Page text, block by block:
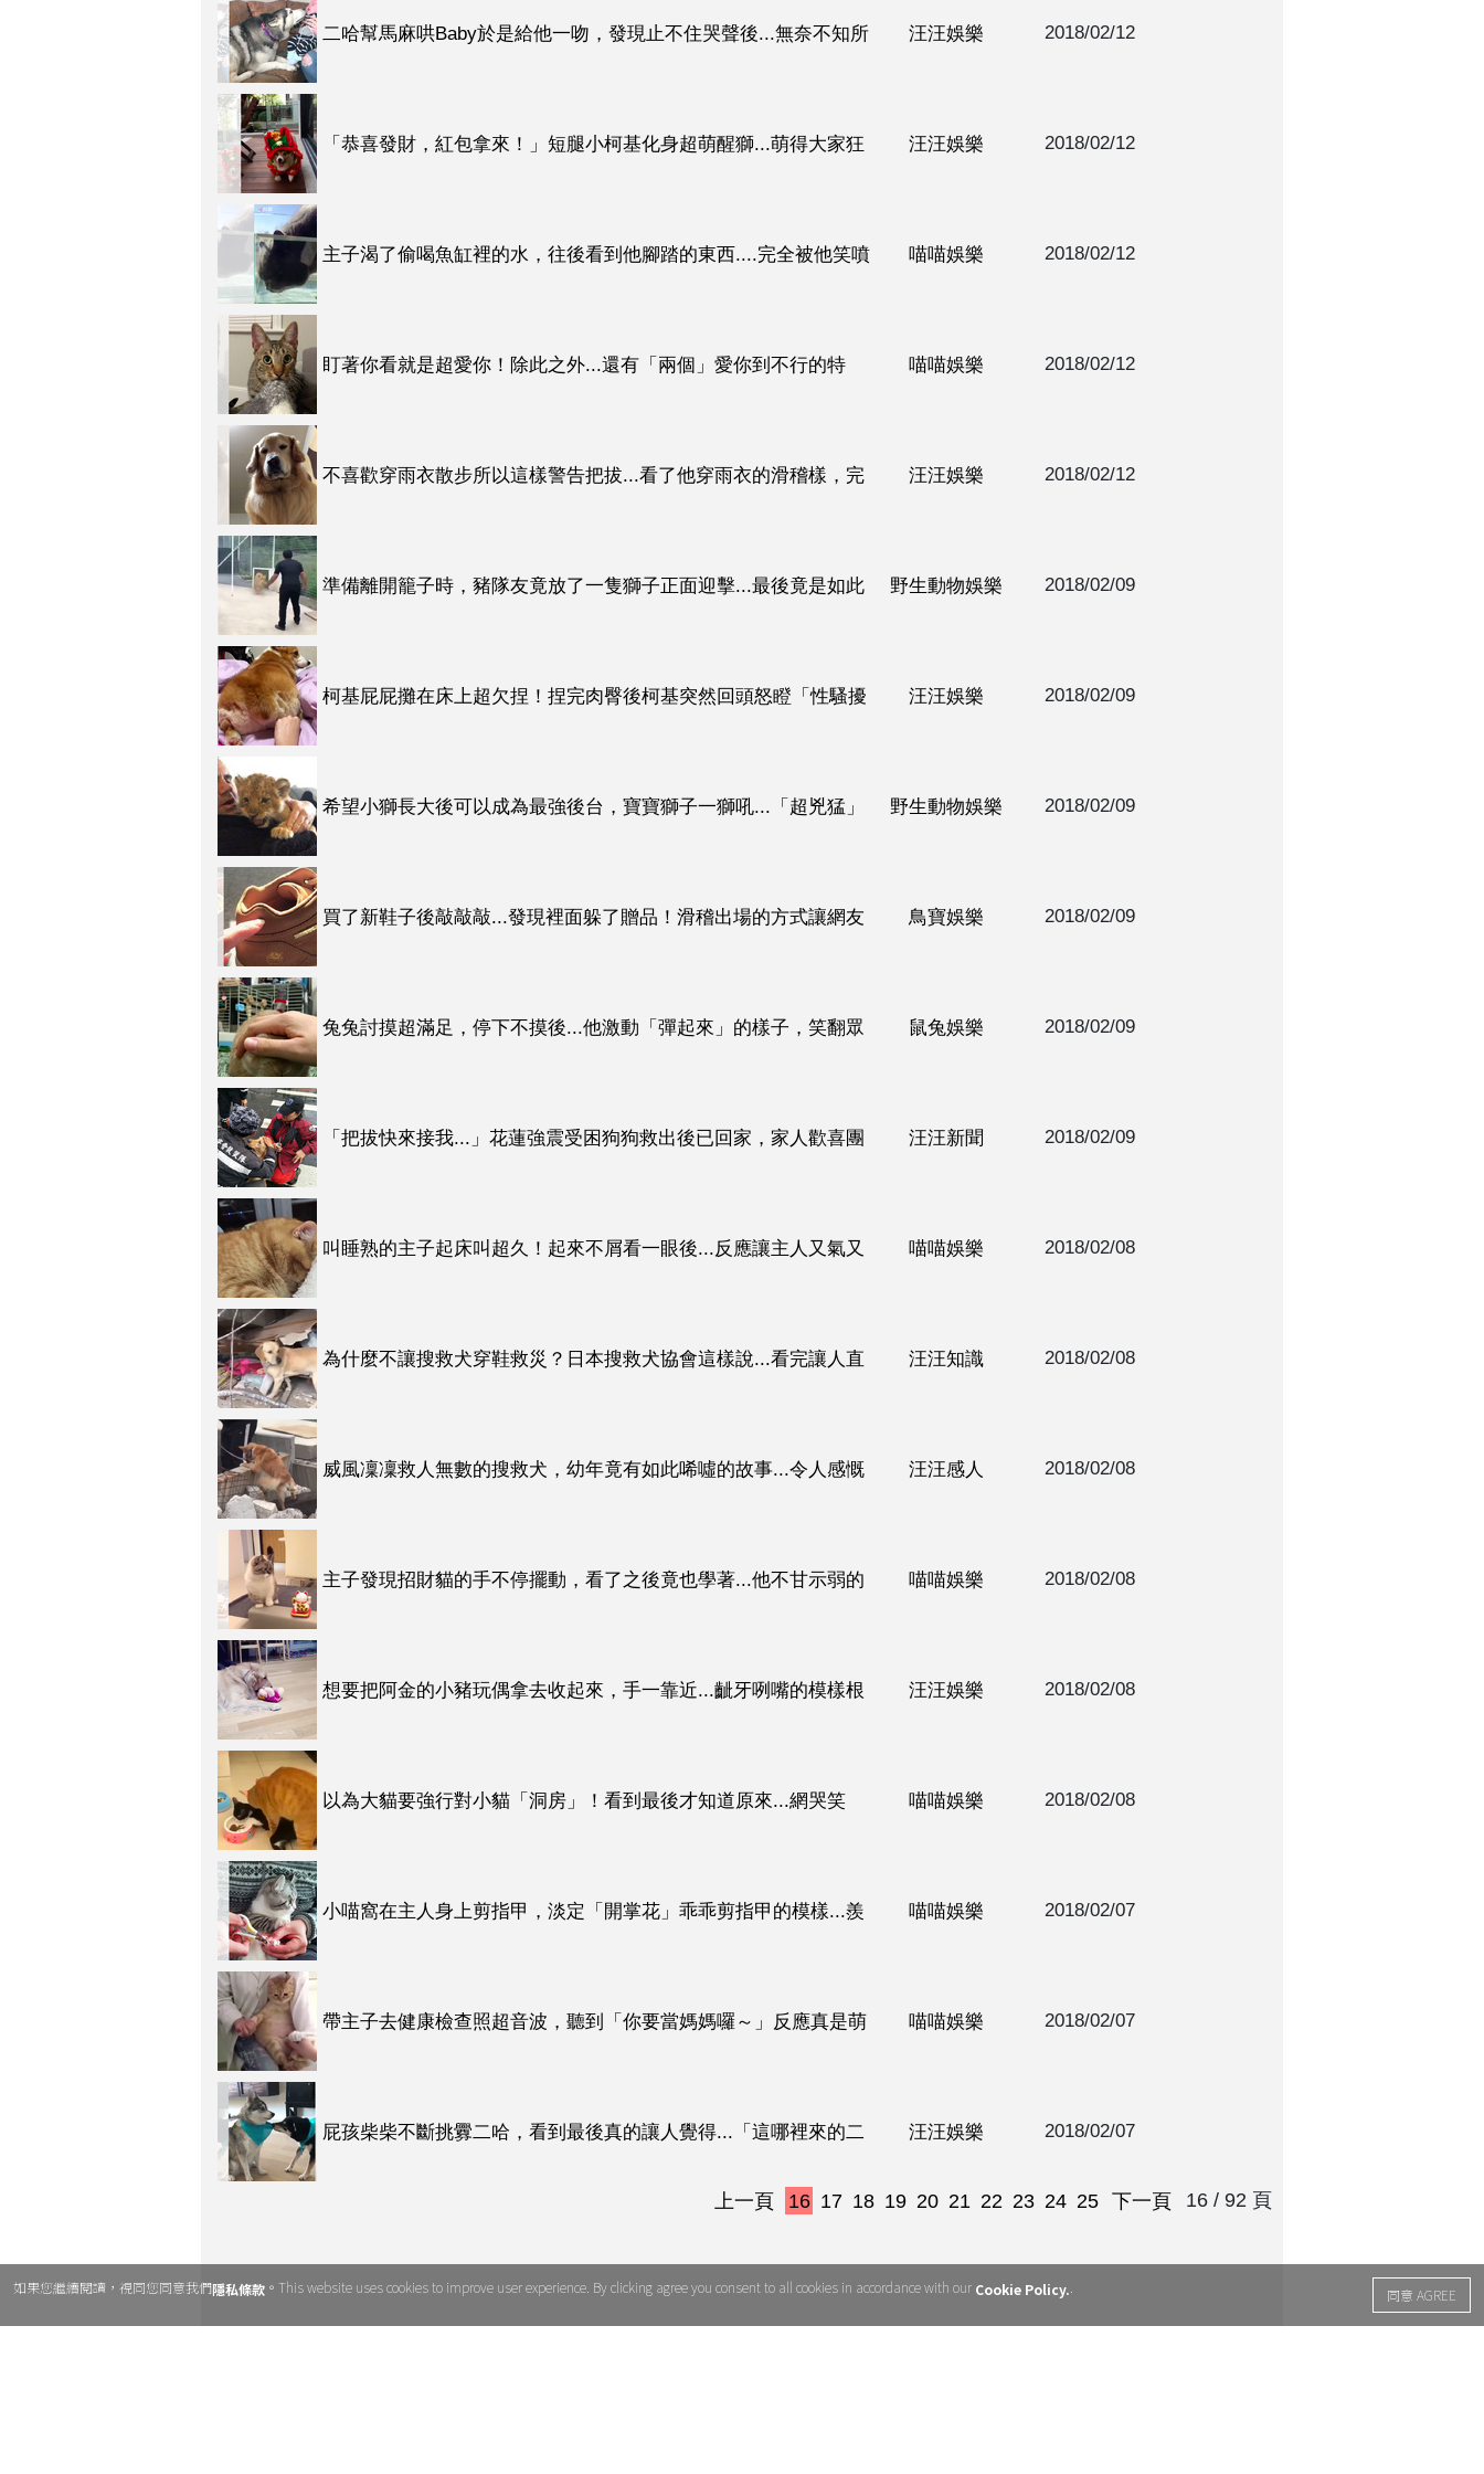
二哈幫馬麻哄Baby於是給他一吻，發現止不住哭聲後...無奈不知所
措的表情讓大家笑死ＸＤ（影片）
汪汪娛樂 2018/02/12
「恭喜發財，紅包拿來！」短腿小柯基化身超萌醒獅...萌得大家狂
丟紅包呀！（影片）
汪汪娛樂 2018/02/12
主子渴了偷喝魚缸裡的水，往後看到他腳踏的東西....完全被他笑噴
ＸＤＤＤ（影片）
喵喵娛樂 2018/02/12
盯著你看就是超愛你！除此之外...還有「兩個」愛你到不行的特
徵，你家的主子有嗎？（影片）
喵喵娛樂 2018/02/12
不喜歡穿雨衣散步所以這樣警告把拔...看了他穿雨衣的滑稽樣，完
全笑到噴飯ＸＤＤ（影片）
汪汪娛樂 2018/02/12
準備離開籠子時，豬隊友竟放了一隻獅子正面迎擊...最後竟是如此
下場！！（影片）
野生動物娛樂 2018/02/09
柯基屁屁攤在床上超欠捏！捏完肉臀後柯基突然回頭怒瞪「性騷擾
啊！！！」（影片）
汪汪娛樂 2018/02/09
希望小獅長大後可以成為最強後台，寶寶獅子一獅吼...「超兇猛」
的叫聲讓壞蛋都融化啦～～（影片）
野生動物娛樂 2018/02/09
買了新鞋子後敲敲敲...發現裡面躲了贈品！滑稽出場的方式讓網友
心動「想買！！！」（影片）
鳥寶娛樂 2018/02/09
兔兔討摸超滿足，停下不摸後...他激動「彈起來」的樣子，笑翻眾
人啦～～～（影片）
鼠兔娛樂 2018/02/09
「把拔快來接我...」花蓮強震受困狗狗救出後已回家，家人歡喜團
聚！
汪汪新聞 2018/02/09
叫睡熟的主子起床叫超久！起來不屑看一眼後...反應讓主人又氣又
笑啊ＸＤＤ（影片）
喵喵娛樂 2018/02/08
為什麼不讓搜救犬穿鞋救災？日本搜救犬協會這樣說...看完讓人直
呼「原來如此！」（影片）
汪汪知識 2018/02/08
威風凜凜救人無數的搜救犬，幼年竟有如此唏噓的故事...令人感慨
萬千！（影片）
汪汪感人 2018/02/08
主子發現招財貓的手不停擺動，看了之後竟也學著...他不甘示弱的
舉動讓所有人笑爆啦～～（影片）
喵喵娛樂 2018/02/08
想要把阿金的小豬玩偶拿去收起來，手一靠近...齜牙咧嘴的模樣根
本二哈ＸＤ（影片）
汪汪娛樂 2018/02/08
以為大貓要強行對小貓「洞房」！看到最後才知道原來...網哭笑
「不意外ＸＤＤ」（影片）
喵喵娛樂 2018/02/08
小喵窩在主人身上剪指甲，淡定「開掌花」乖乖剪指甲的模樣...羨
慕死一堆貓奴啦～～（影片）
喵喵娛樂 2018/02/07
帶主子去健康檢查照超音波，聽到「你要當媽媽囉～」反應真是萌
死所有人啦！！（影片）
喵喵娛樂 2018/02/07
屁孩柴柴不斷挑釁二哈，看到最後真的讓人覺得...「這哪裡來的二 汪汪娛樂 2018/02/07
上一頁 16 17 18 19 20 21 22 23 24 25 下一頁 16 / 92 頁
同意 AGREE
如果您繼續閱讀，視同您同意我們隱私條款 。This website uses cookies to improve user experience. By clicking agree you consent to all cookies in accordance with our Cookie Policy.